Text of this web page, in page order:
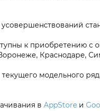
к приобретению с
Краснодаре,
модельного
в AppStore и